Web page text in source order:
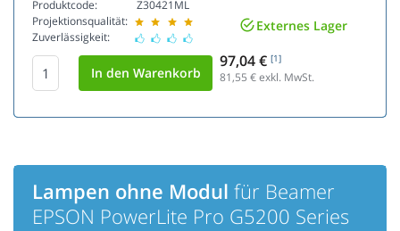
Produktcode:
Projektionsqualität:
Zuverlässigkeit:
Z30421ML
Externes Lager
97,04 € [1]
81,55 € exkl. MwSt.
Lampen ohne Modul für Beamer
EPSON PowerLite Pro G5200 Series